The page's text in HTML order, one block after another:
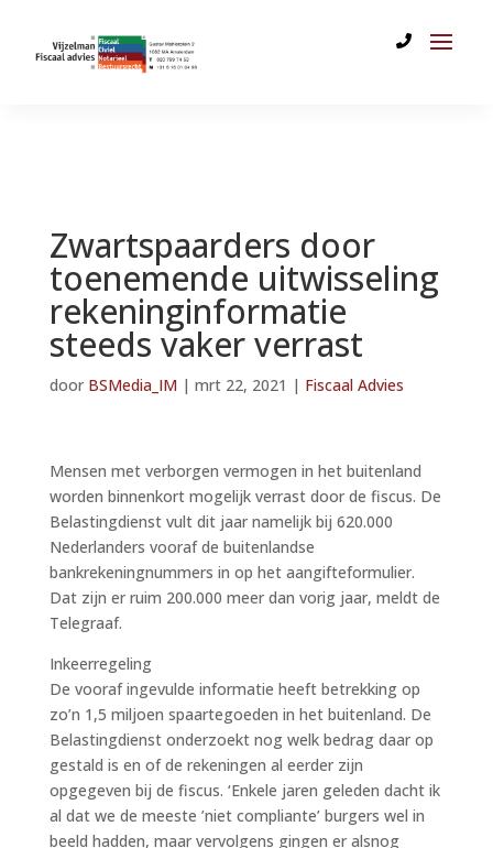
Zwartspaarders door
toenemende uitwisseling
rekeninginformatie
steeds vaker verrast
door BSMedia_IM| mrt 22, 2021 | Fiscaal Advies
Mensen met verborgen vermogen in het buitenland
worden binnenkort mogelijk verrast door de fiscus. De
Belastingdienst vult dit jaar namelijk bij 620.000
Nederlanders vooraf de buitenlandse
bankrekeningnummers in op het aangifteformulier.
Dat zijn er ruim 200.000 meer dan vorig jaar, meldt de
Telegraaf.
Inkeerregeling
De vooraf ingevulde informatie heeft betrekking op
zo’n 1,5 miljoen spaartegoeden in het buitenland. De
Belastingdienst onderzoekt nog welk bedrag daar op
gestald is en of de rekeningen al eerder zijn
opgegeven bij de fiscus. ‘Enkele jaren geleden dacht ik
al dat we de meeste ’niet compliante’ burgers wel in
beeld hadden, maar vervolgens gingen er alsnog